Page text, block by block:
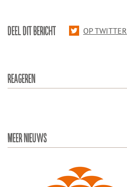
DEEL DIT BERICHT OP TWITTER
REAGEREN
MEER NIEUWS